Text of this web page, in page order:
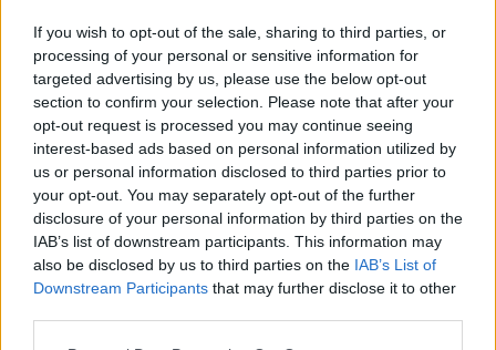
If you wish to opt-out of the sale, sharing to third parties, or
processing of your personal or sensitive information for
targeted advertising by us, please use the below opt-out
section to confirm your selection. Please note that after your
opt-out request is processed you may continue seeing
interest-based ads based on personal information utilized by
us or personal information disclosed to third parties prior to
your opt-out. You may separately opt-out of the further
disclosure of your personal information by third parties on the
IAB’s list of downstream participants. This information may
also be disclosed by us to third parties on the IAB’s List of
Downstream Participants that may further disclose it to other
καλύτερους μισθούς
09/08/2026 - 11:43 ΠΟΛΙΤΙΚΗ
Υπ. Μεταφορών: Οριστική λύση στο ζήτημα των
πινακίδων κυκλοφορίας - Τέλος στις χρονοβόρες
διαδικασίες
09/08/2026 - 11:18
Στα 15 δισ. ευρώ ο στόχος για νέα δάνεια το 2026
- Η «ακτινογραφία» της κερδοφορίας των
τραπεζών το α΄ εξάμηνο